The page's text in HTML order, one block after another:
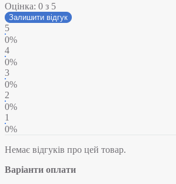
Оцінка: 0 з 5
Залишити відгук
5
0%
4
0%
3
0%
2
0%
1
0%
Немає відгуків про цей товар.
Варіанти оплати